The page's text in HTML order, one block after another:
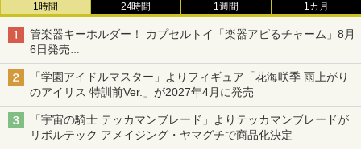
1時間 24時間 1週間 1カ月
管楽器キーホルダー！ カプセルトイ「楽器アピるチャーム」8月
6日発売
チューバ、テナサクなど5種各3色
「学園アイドルマスター」よりフィギュア「花海咲季 雨上がり
のアイリス 特訓前Ver.」が2027年4月に発売
「宇宙の騎士 テッカマンブレード」よりテッカマンブレードが
リボルテック アメイジング・ヤマグチで商品化決定